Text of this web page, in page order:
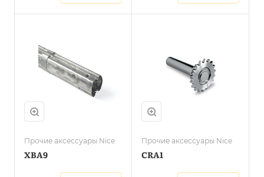
Прочие аксессуары Nice
XBA9
Прочие аксессуары Nice
CRA1